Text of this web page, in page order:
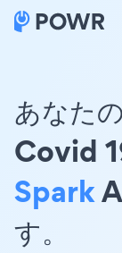
あなた
Covid
Spark
す。